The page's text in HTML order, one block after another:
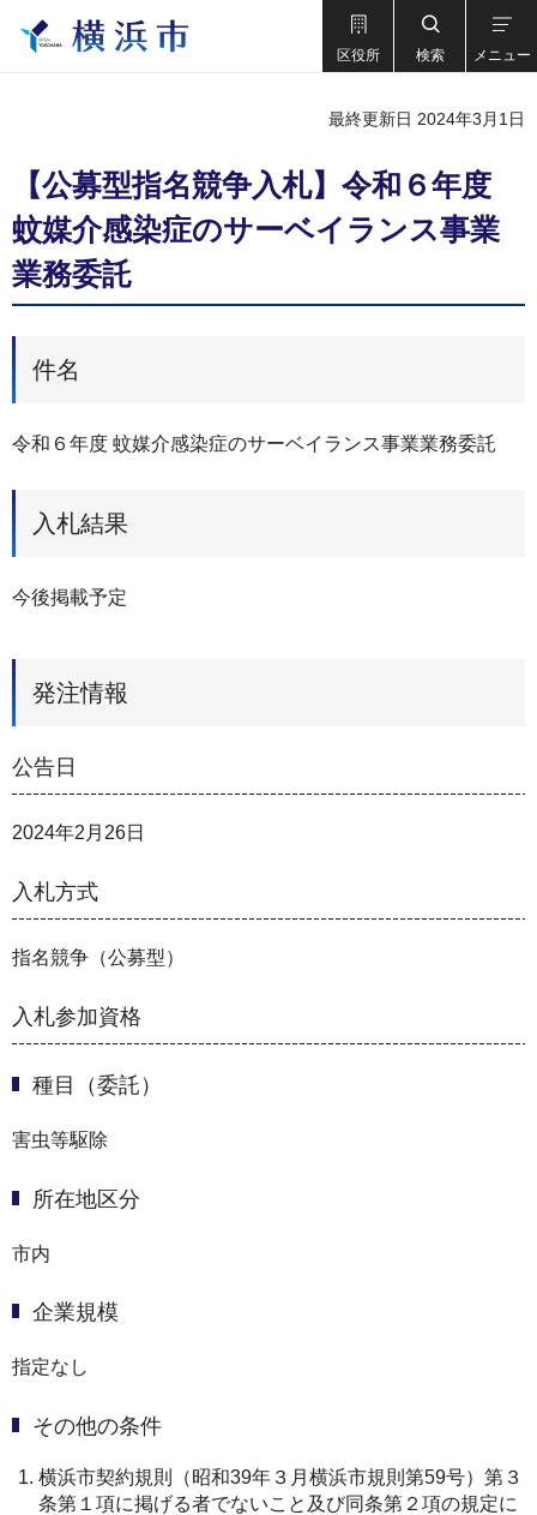
区役所 検索 メニュー
最終更新日 2024年3月1日
【公募型指名競争入札】令和６年度
蚊媒介感染症のサーベイランス事業
業務委託
件名
令和６年度 蚊媒介感染症のサーベイランス事業業務委託
入札結果
今後掲載予定
発注情報
公告日
2024年2月26日
入札方式
指名競争（公募型）
入札参加資格
種目（委託）
害虫等駆除
所在地区分
市内
企業規模
指定なし
その他の条件
横浜市契約規則（昭和39年３月横浜市規則第59号）第３
条第１項に掲げる者でないこと及び同条第２項の規定に